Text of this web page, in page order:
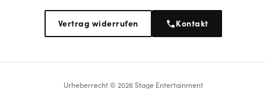
Vertrag widerrufen Kontakt
Urheberrecht © 2026 Stage Entertainment